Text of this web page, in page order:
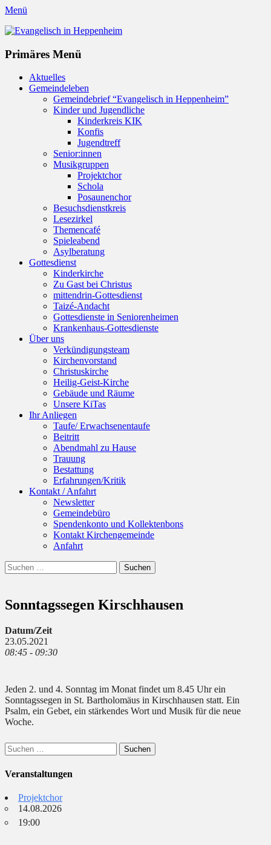
Menü
Evangelisch in Heppenheim
Primäres Menü
Zum
Inhalt
Aktuelles
Gemeindeleben
Gemeindebrief “Evangelisch in Heppenheim”
Kinder und Jugendliche
Kinderkreis KIK
Konfis
Jugendtreff
Senior:innen
Musikgruppen
Projektchor
Schola
Posaunenchor
Besuchsdienstkreis
Lesezirkel
Themencafé
Spieleabend
Asylberatung
Gottesdienst
Kinderkirche
Zu Gast bei Christus
mittendrin-Gottesdienst
Taizé-Andacht
Gottesdienste in Seniorenheimen
Krankenhaus-Gottesdienste
Über uns
Verkündigungsteam
Kirchenvorstand
Christuskirche
Heilig-Geist-Kirche
Gebäude und Räume
Unsere KiTas
Ihr Anliegen
Taufe/ Erwachsenentaufe
Beitritt
Abendmahl zu Hause
Trauung
Bestattung
Erfahrungen/Kritik
Kontakt / Anfahrt
Newsletter
Gemeindebüro
Spendenkonto und Kollektenbons
Kontakt Kirchengemeinde
Anfahrt
Suchen
Suchen
nach:
Sonntagssegen Kirschhausen
Datum/Zeit
23.05.2021
08:45 - 09:30
Jeden 2. und 4. Sonntag im Monat findet um 8.45 Uhr ein
Sonntagssegen in St. Bartholomäus in Kirschhausen statt. Ein
Psalm, ein Gebet, ein stärkendes Wort und Musik für die neue
Woche.
Suchen
nach:
Veranstaltungen
Projektchor
14.08.2026
19:00